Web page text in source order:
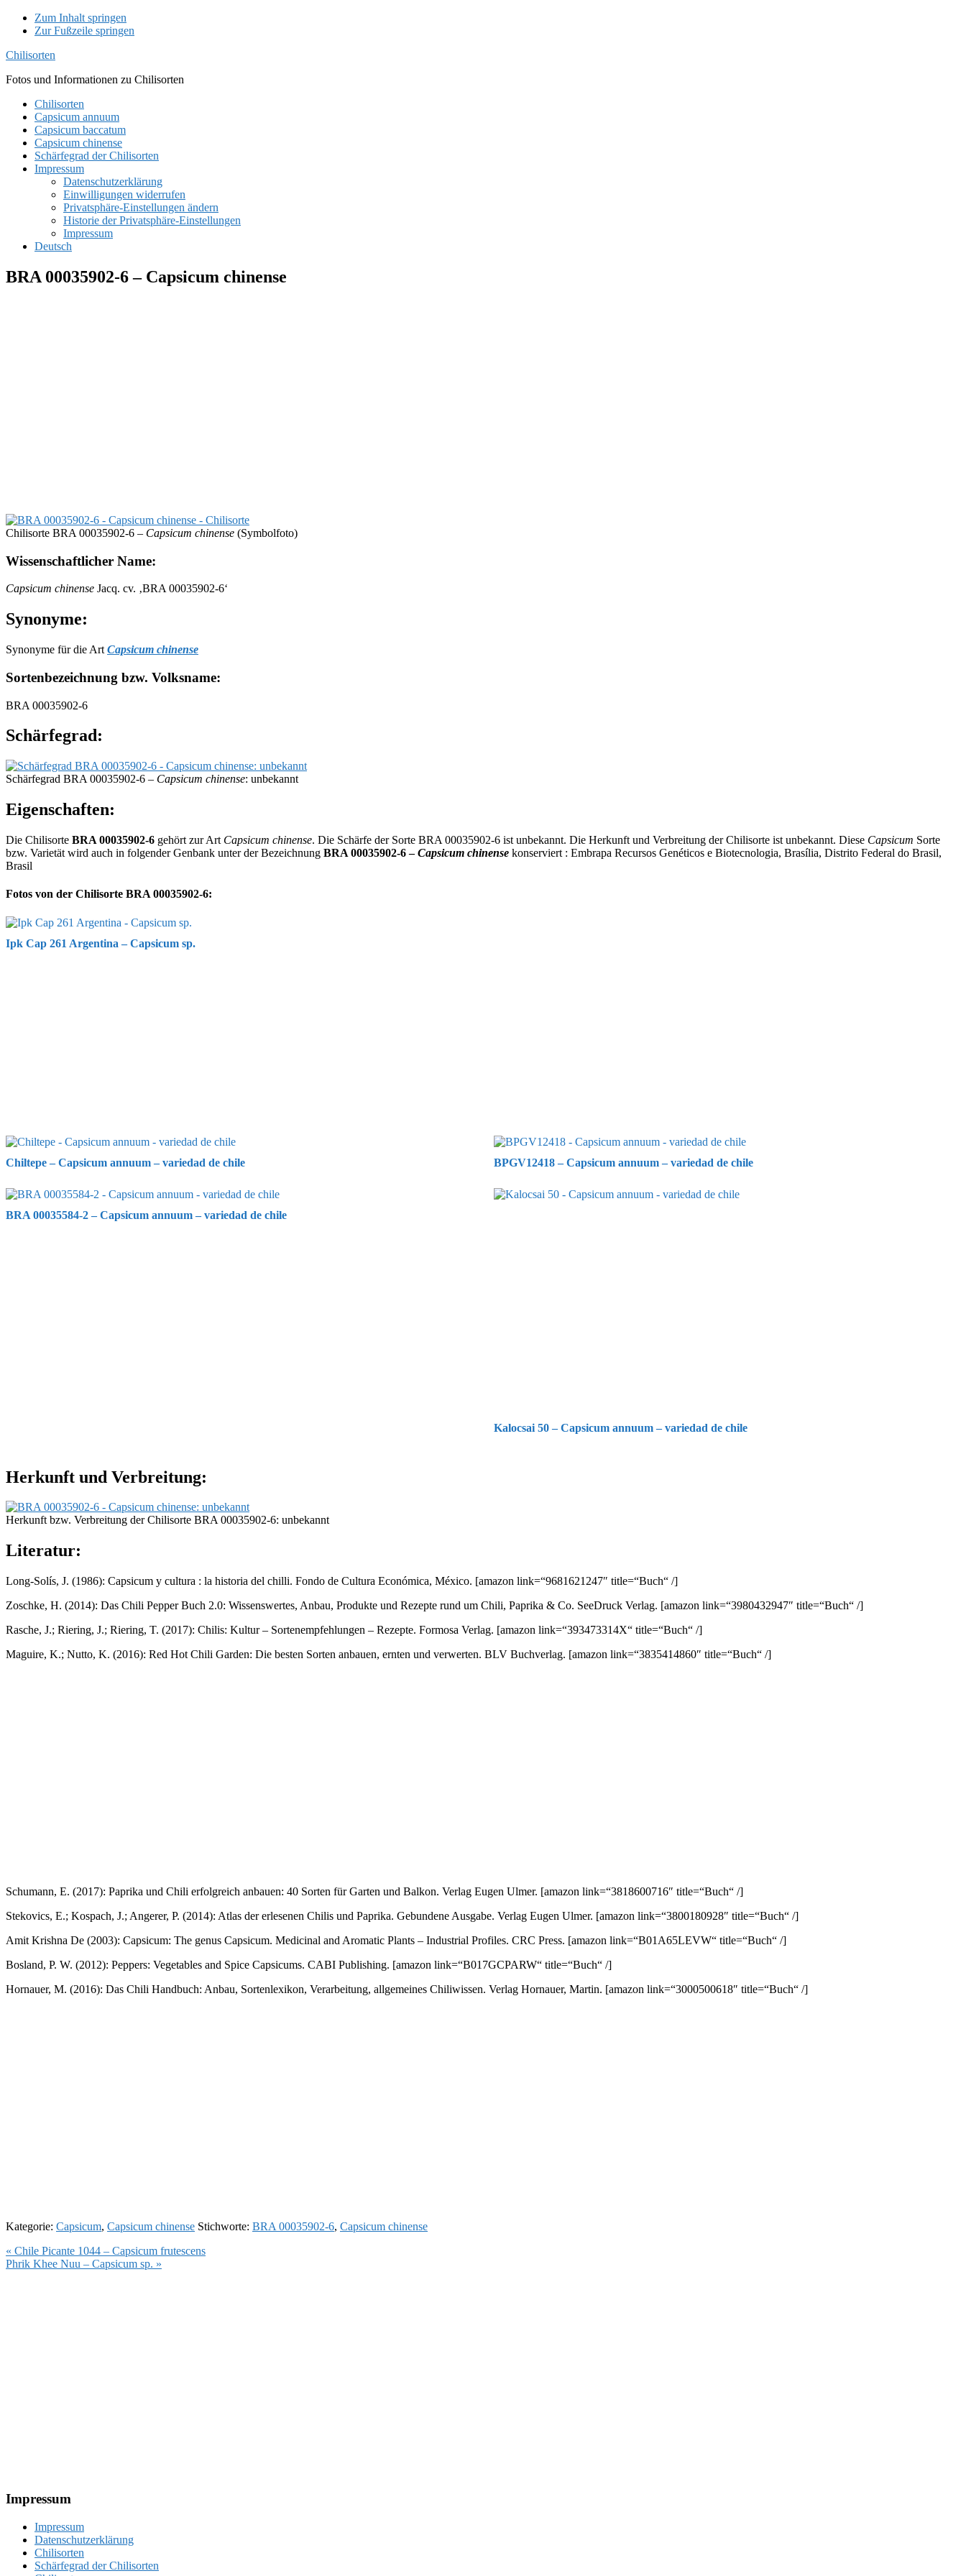
Zum Inhalt springen
Zur Fußzeile springen
Chilisorten
Fotos und Informationen zu Chilisorten
Chilisorten
Capsicum annuum
Capsicum baccatum
Capsicum chinense
Schärfegrad der Chilisorten
Impressum
Datenschutzerklärung
Einwilligungen widerrufen
Privatsphäre-Einstellungen ändern
Historie der Privatsphäre-Einstellungen
Impressum
Deutsch
BRA 00035902-6 – Capsicum chinense
Chilisorte BRA 00035902-6 – Capsicum chinense (Symbolfoto)
Wissenschaftlicher Name:
Capsicum chinense Jacq. cv. ‚BRA 00035902-6‘
Synonyme:
Synonyme für die Art Capsicum chinense
Sortenbezeichnung bzw. Volksname:
BRA 00035902-6
Schärfegrad:
Schärfegrad BRA 00035902-6 – Capsicum chinense: unbekannt
Eigenschaften:
Die Chilisorte BRA 00035902-6 gehört zur Art Capsicum chinense. Die Schärfe der Sorte BRA 00035902-6 ist unbekannt. Die Herkunft und Verbreitung der Chilisorte ist unbekannt. Diese Capsicum Sorte
bzw. Varietät wird auch in folgender Genbank unter der Bezeichnung BRA 00035902-6 –Capsicum chinense konserviert : Embrapa Recursos Genéticos e Biotecnologia, Brasília, Distrito Federal do Brasil,
Brasil
Fotos von der Chilisorte BRA 00035902-6:
Ipk Cap 261 Argentina – Capsicum sp.
Chiltepe – Capsicum annuum – variedad de chile BPGV12418 – Capsicum annuum – variedad de chile
BRA 00035584-2 – Capsicum annuum – variedad de chile
Kalocsai 50 – Capsicum annuum – variedad de chile
Herkunft und Verbreitung:
Herkunft bzw. Verbreitung der Chilisorte BRA 00035902-6: unbekannt
Literatur:
Long-Solís, J. (1986): Capsicum y cultura : la historia del chilli. Fondo de Cultura Económica, México. [amazon link=“9681621247″ title=“Buch“ /]
Zoschke, H. (2014): Das Chili Pepper Buch 2.0: Wissenswertes, Anbau, Produkte und Rezepte rund um Chili, Paprika & Co. SeeDruck Verlag. [amazon link=“3980432947″ title=“Buch“ /]
Rasche, J.; Riering, J.; Riering, T. (2017): Chilis: Kultur – Sortenempfehlungen – Rezepte. Formosa Verlag. [amazon link=“393473314X“ title=“Buch“ /]
Maguire, K.; Nutto, K. (2016): Red Hot Chili Garden: Die besten Sorten anbauen, ernten und verwerten. BLV Buchverlag. [amazon link=“3835414860″ title=“Buch“ /]
Schumann, E. (2017): Paprika und Chili erfolgreich anbauen: 40 Sorten für Garten und Balkon. Verlag Eugen Ulmer. [amazon link=“3818600716″ title=“Buch“ /]
Stekovics, E.; Kospach, J.; Angerer, P. (2014): Atlas der erlesenen Chilis und Paprika. Gebundene Ausgabe. Verlag Eugen Ulmer. [amazon link=“3800180928″ title=“Buch“ /]
Amit Krishna De (2003): Capsicum: The genus Capsicum. Medicinal and Aromatic Plants – Industrial Profiles. CRC Press. [amazon link=“B01A65LEVW“ title=“Buch“ /]
Bosland, P. W. (2012): Peppers: Vegetables and Spice Capsicums. CABI Publishing. [amazon link=“B017GCPARW“ title=“Buch“ /]
Hornauer, M. (2016): Das Chili Handbuch: Anbau, Sortenlexikon, Verarbeitung, allgemeines Chiliwissen. Verlag Hornauer, Martin. [amazon link=“3000500618″ title=“Buch“ /]
Kategorie: Capsicum, Capsicum chinense Stichworte: BRA 00035902-6, Capsicum chinense
Vorheriger
Beitrag:
« Chile Picante 1044 – Capsicum frutescens
Nächster
Phrik Khee Nuu – Capsicum sp. »
Footer
Impressum
Impressum
Datenschutzerklärung
Chilisorten
Schärfegrad der Chilisorten